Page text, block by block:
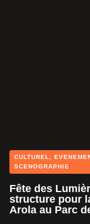
CULTUREL
SCENOGRAPHIE
Fête des
structure pour
Arola au Parc